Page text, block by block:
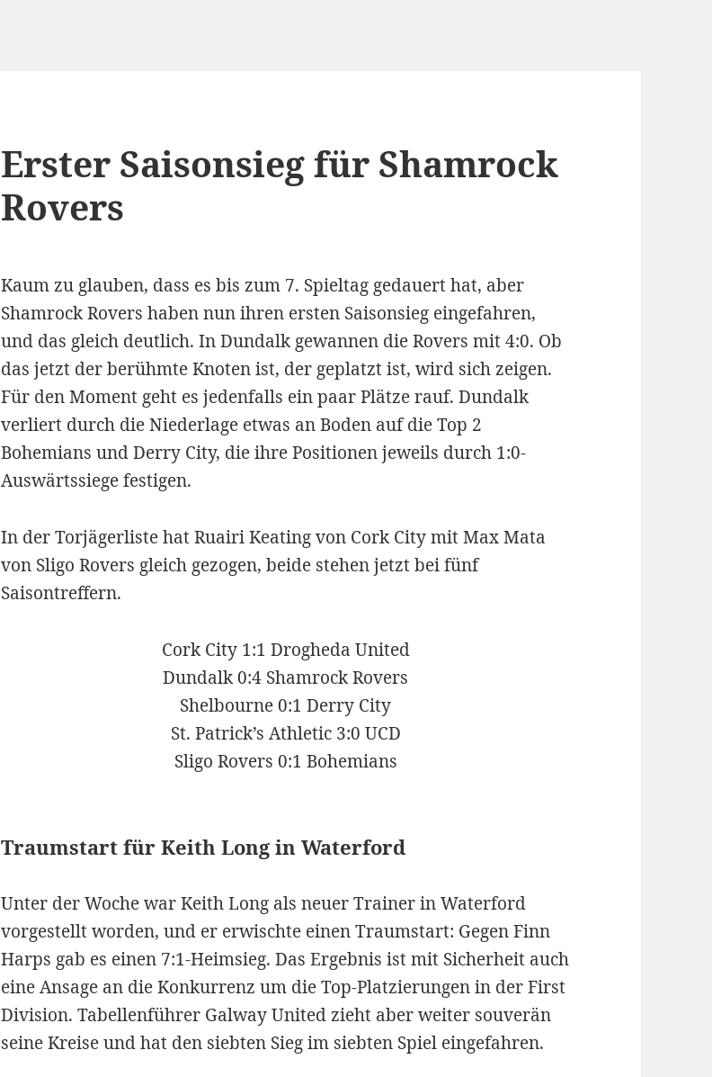
Erster Saisonsieg für Shamrock
Rovers
Kaum zu glauben, dass es bis zum 7. Spieltag gedauert hat, aber
Shamrock Rovers haben nun ihren ersten Saisonsieg eingefahren,
und das gleich deutlich. In Dundalk gewannen die Rovers mit 4:0. Ob
das jetzt der berühmte Knoten ist, der geplatzt ist, wird sich zeigen.
Für den Moment geht es jedenfalls ein paar Plätze rauf. Dundalk
verliert durch die Niederlage etwas an Boden auf die Top 2
Bohemians und Derry City, die ihre Positionen jeweils durch 1:0-
Auswärtssiege festigen.
In der Torjägerliste hat Ruairi Keating von Cork City mit Max Mata
von Sligo Rovers gleich gezogen, beide stehen jetzt bei fünf
Saisontreffern.
Cork City 1:1 Drogheda United
Dundalk 0:4 Shamrock Rovers
Shelbourne 0:1 Derry City
St. Patrick’s Athletic 3:0 UCD
Sligo Rovers 0:1 Bohemians
Traumstart für Keith Long in Waterford
Unter der Woche war Keith Long als neuer Trainer in Waterford
vorgestellt worden, und er erwischte einen Traumstart: Gegen Finn
Harps gab es einen 7:1-Heimsieg. Das Ergebnis ist mit Sicherheit auch
eine Ansage an die Konkurrenz um die Top-Platzierungen in der First
Division. Tabellenführer Galway United zieht aber weiter souverän
seine Kreise und hat den siebten Sieg im siebten Spiel eingefahren.